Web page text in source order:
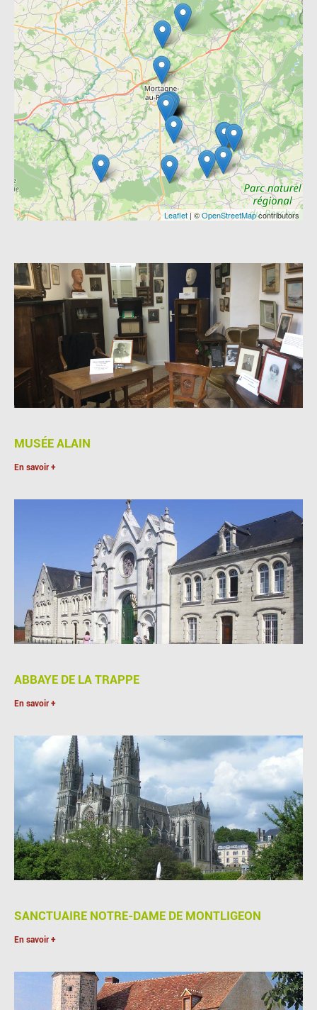
Leaflet| ©OpenStreetMapcontributors
MUSÉE ALAIN
En savoir +
ABBAYE DE LA TRAPPE
En savoir +
SANCTUAIRE NOTRE-DAME DE MONTLIGEON
En savoir +